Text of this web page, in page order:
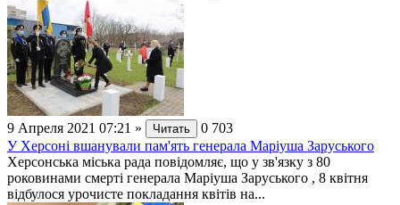
9 Апреля 2021 07:21 » Читать 0 703
У Херсоні вшанували пам'ять генерала Маріуша Заруського
Херсонська міська рада повідомляє, що у зв'язку з 80
роковинами смерті генерала Маріуша Заруського , 8 квітня
відбулося урочисте покладання квітів на...